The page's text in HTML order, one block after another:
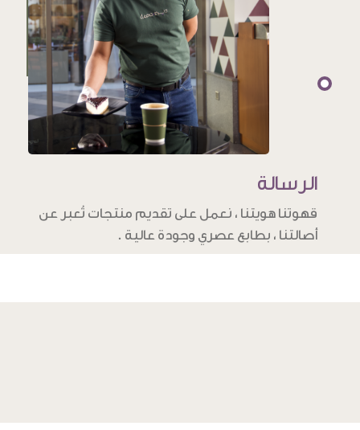
الرسالة
قهوتنا هويتنا ، نعمل على تقديم منتجات تُعبر عن
أصالتنا ، بطابع عصري وجودة عالية .